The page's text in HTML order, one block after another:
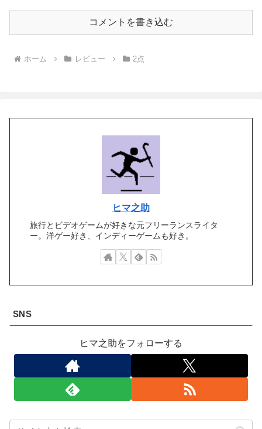
コメントを書き込む
ホーム レビュー 2点
ヒマ之助
旅行とビデオゲームが好きな元フリーランスライタ
ー。洋ゲー好き、インディーゲームも好き。
SNS
ヒマ之助をフォローする